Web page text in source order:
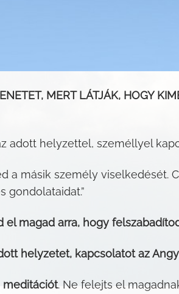
MERT LÁTJÁK, HOGY
adott helyzettel, személlyel
a másik személy viselkedését.
gondolataidat.”
el magad arra, hogy
helyzetet, kapcsolatot az
meditációt. Ne felejts el